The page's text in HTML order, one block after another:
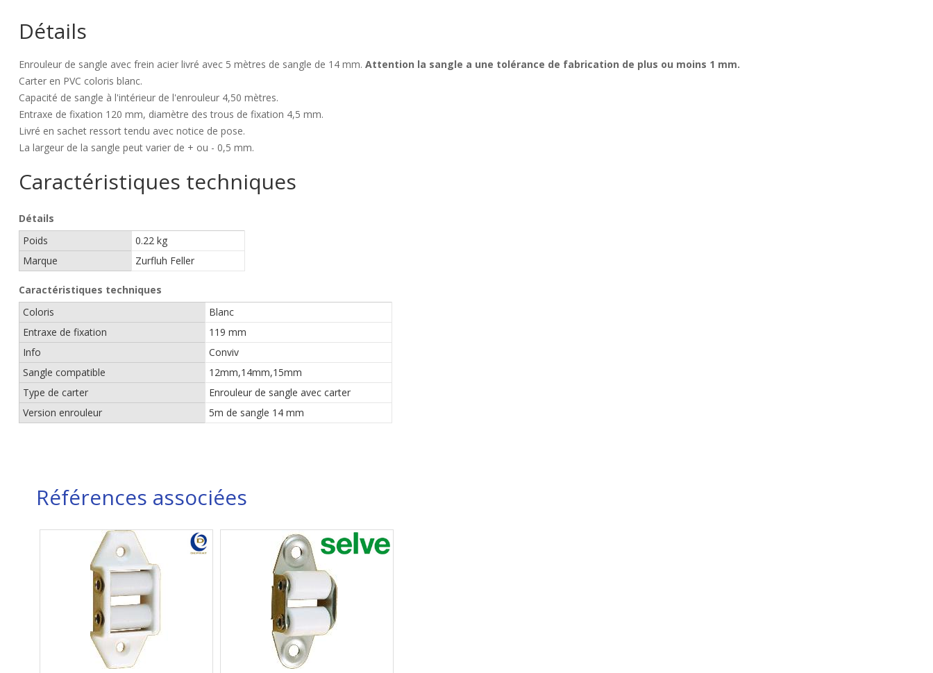
Détails
Enrouleur de sangle avec frein acier livré avec 5 mètres de sangle de 14 mm. Attention la sangle a une tolérance de fabrication de plus ou moins 1 mm.
Carter en PVC coloris blanc.
Capacité de sangle à l'intérieur de l'enrouleur 4,50 mètres.
Entraxe de fixation 120 mm, diamètre des trous de fixation 4,5 mm.
Livré en sachet ressort tendu avec notice de pose.
La largeur de la sangle peut varier de + ou - 0,5 mm.
Caractéristiques techniques
Détails
Poids
0.22 kg
Marque
Zurfluh Feller
Caractéristiques techniques
Coloris
Blanc
Entraxe de fixation
119 mm
Info
Conviv
Sangle compatible
12mm,14mm,15mm
Type de carter
Enrouleur de sangle avec carter
Version enrouleur
5m de sangle 14 mm
Références associées